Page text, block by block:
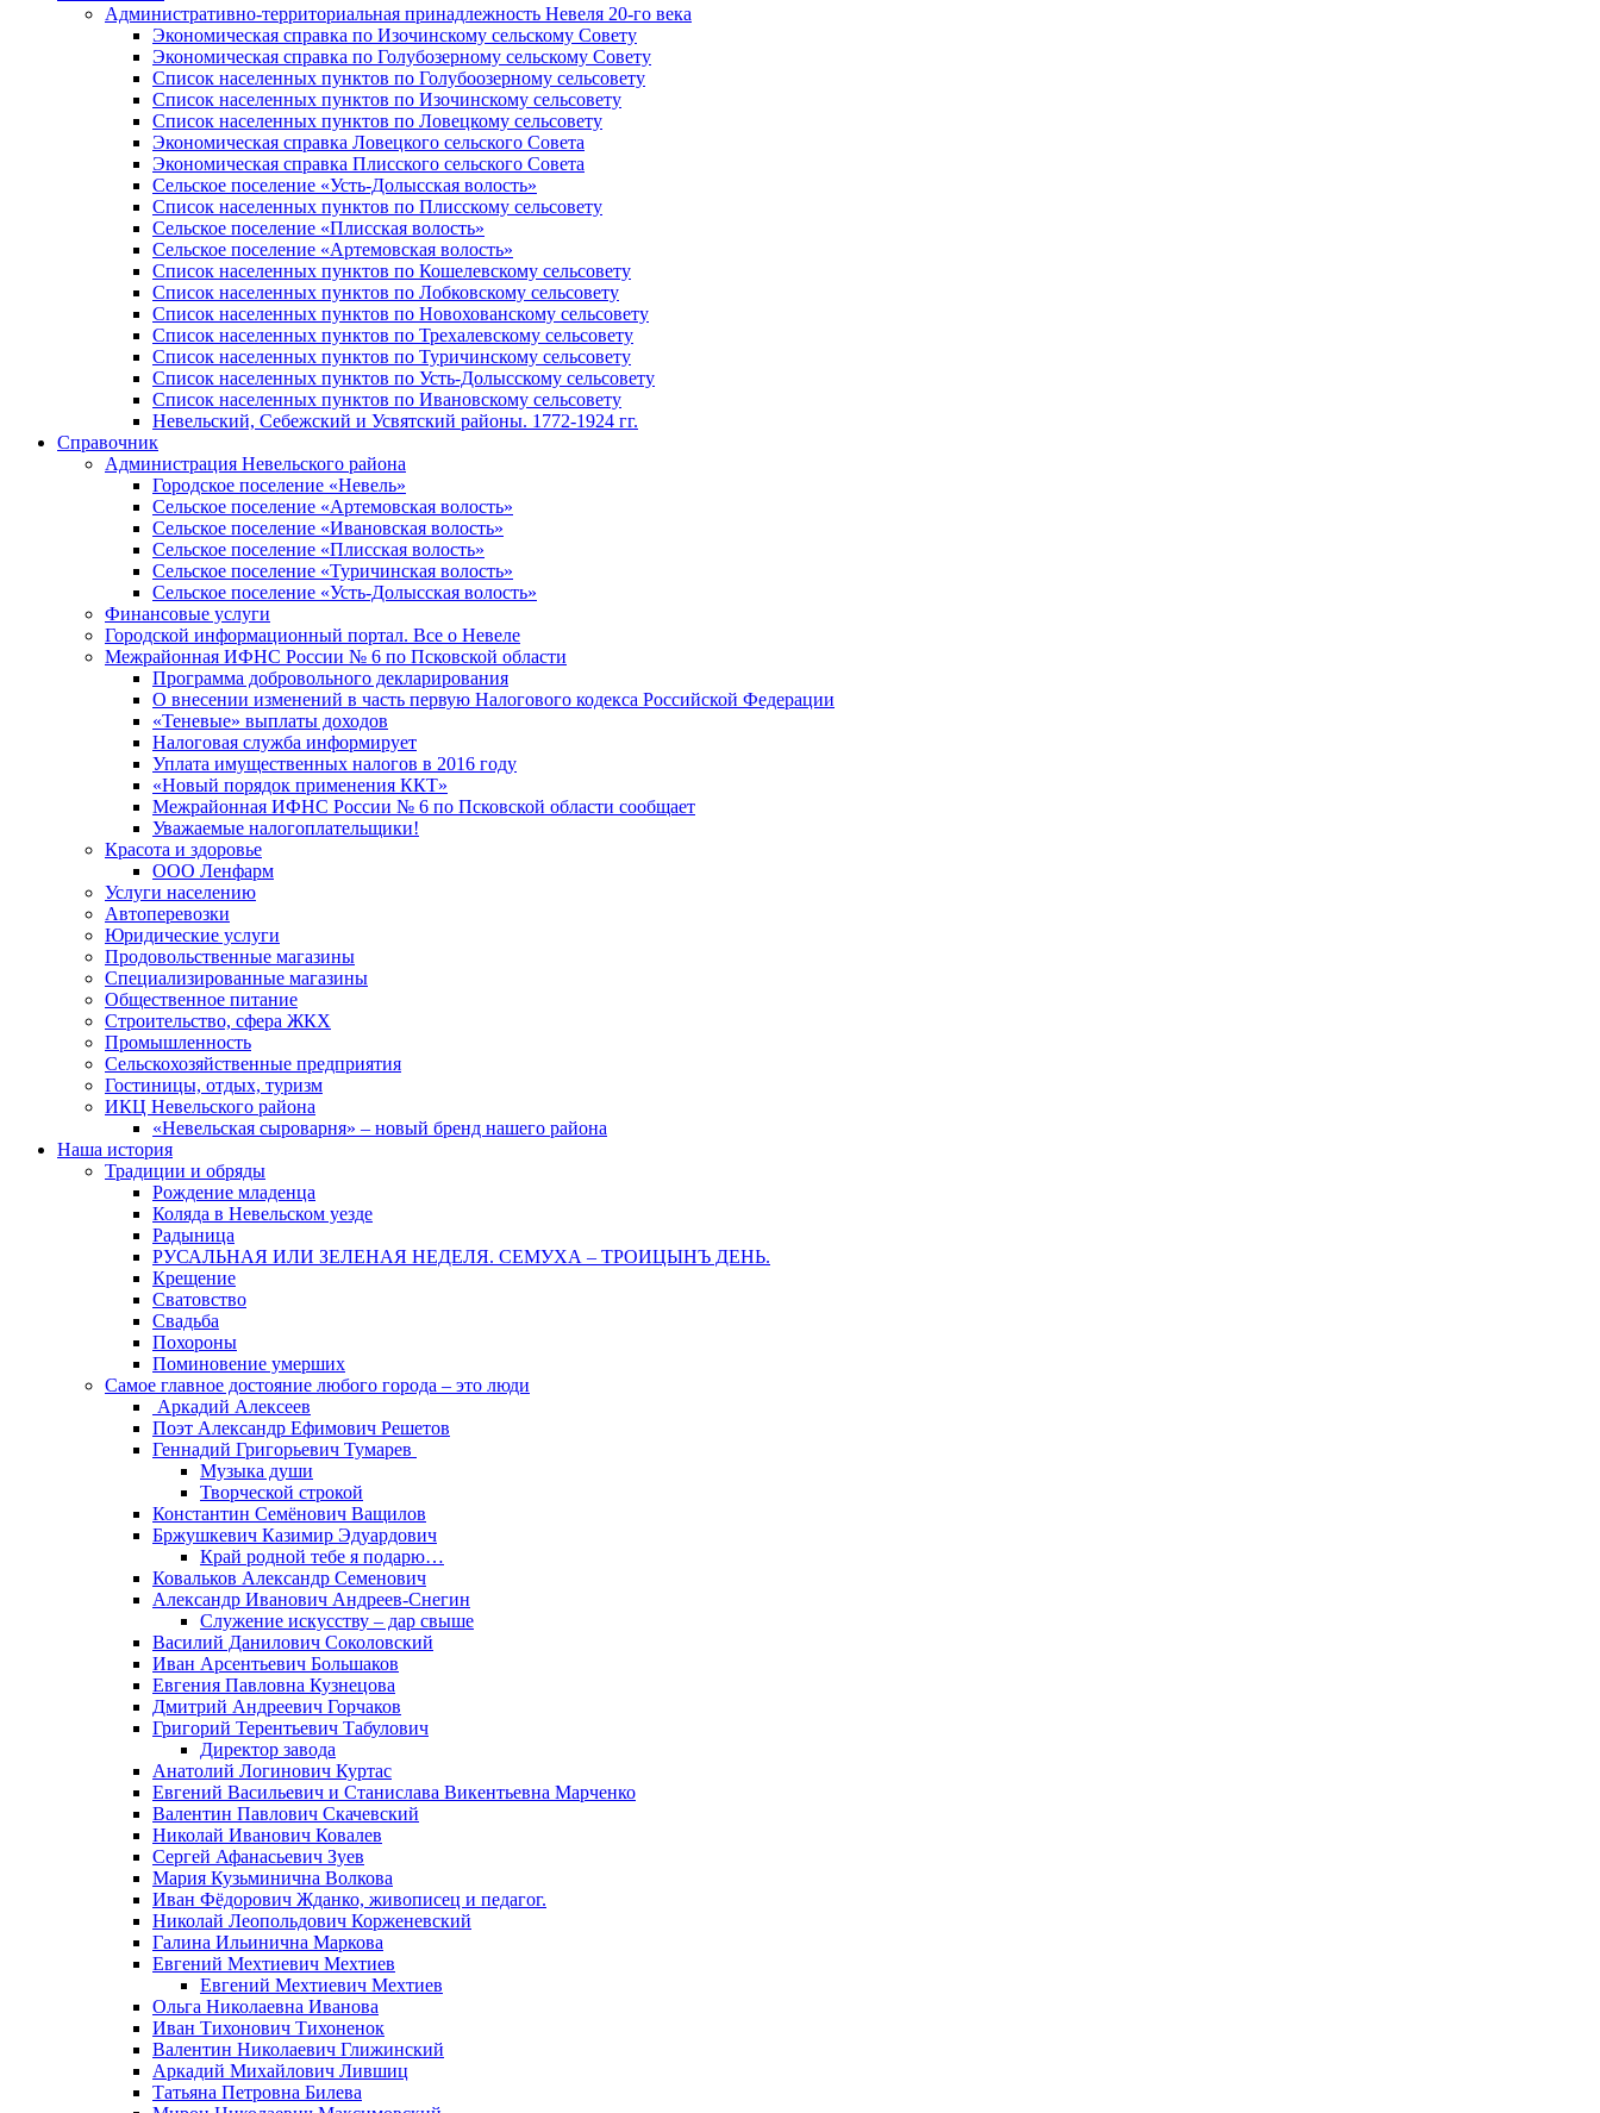
Административно-территориальная принадлежность Невеля 20-го века
Экономическая справка по Изочинскому сельскому Совету
Экономическая справка по Голубозерному сельскому Совету
Список населенных пунктов по Голубоозерному сельсовету
Список населенных пунктов по Изочинскому сельсовету
Список населенных пунктов по Ловецкому сельсовету
Экономическая справка Ловецкого сельского Совета
Экономическая справка Плисского сельского Совета
Сельское поселение «Усть-Долысская волость»
Список населенных пунктов по Плисскому сельсовету
Сельское поселение «Плисская волость»
Сельское поселение «Артемовская волость»
Список населенных пунктов по Кошелевскому сельсовету
Список населенных пунктов по Лобковскому сельсовету
Список населенных пунктов по Новохованскому сельсовету
Список населенных пунктов по Трехалевскому сельсовету
Список населенных пунктов по Туричинскому сельсовету
Список населенных пунктов по Усть-Долысскому сельсовету
Список населенных пунктов по Ивановскому сельсовету
Невельский, Себежский и Усвятский районы. 1772-1924 гг.
Справочник
Администрация Невельского района
Городское поселение «Невель»
Сельское поселение «Артемовская волость»
Сельское поселение «Ивановская волость»
Сельское поселение «Плисская волость»
Сельское поселение «Туричинская волость»
Сельское поселение «Усть-Долысская волость»
Финансовые услуги
Городской информационный портал. Все о Невеле
Межрайонная ИФНС России № 6 по Псковской области
Программа добровольного декларирования
О внесении изменений в часть первую Налогового кодекса Российской Федерации
«Теневые» выплаты доходов
Налоговая служба информирует
Уплата имущественных налогов в 2016 году
«Новый порядок применения ККТ»
Межрайонная ИФНС России № 6 по Псковской области сообщает
Уважаемые налогоплательщики!
Красота и здоровье
ООО Ленфарм
Услуги населению
Автоперевозки
Юридические услуги
Продовольственные магазины
Специализированные магазины
Общественное питание
Строительство, сфера ЖКХ
Промышленность
Сельскохозяйственные предприятия
Гостиницы, отдых, туризм
ИКЦ Невельского района
«Невельская сыроварня» – новый бренд нашего района
Наша история
Традиции и обряды
Рождение младенца
Коляда в Невельском уезде
Радыница
РУСАЛЬНАЯ ИЛИ ЗЕЛЕНАЯ НЕДЕЛЯ. СЕМУХА – ТРОИЦЫНЪ ДЕНЬ.
Крещение
Сватовство
Свадьба
Похороны
Поминовение умерших
Самое главное достояние любого города – это люди
Аркадий Алексеев
Поэт Александр Ефимович Решетов
Геннадий Григорьевич Тумарев
Музыка души
Творческой строкой
Константин Семёнович Ващилов
Бржушкевич Казимир Эдуардович
Край родной тебе я подарю…
Ковальков Александр Семенович
Александр Иванович Андреев-Снегин
Служение искусству – дар свыше
Василий Данилович Соколовский
Иван Арсентьевич Большаков
Евгения Павловна Кузнецова
Дмитрий Андреевич Горчаков
Григорий Терентьевич Табулович
Директор завода
Анатолий Логинович Куртас
Евгений Васильевич и Станислава Викентьевна Марченко
Валентин Павлович Скачевский
Николай Иванович Ковалев
Сергей Афанасьевич Зуев
Мария Кузьминична Волкова
Иван Фёдорович Жданко, живописец и педагог.
Николай Леопольдович Корженевский
Галина Ильинична Маркова
Евгений Мехтиевич Мехтиев
Евгений Мехтиевич Мехтиев
Ольга Николаевна Иванова
Иван Тихонович Тихоненок
Валентин Николаевич Глижинский
Аркадий Михайлович Лившиц
Татьяна Петровна Билева